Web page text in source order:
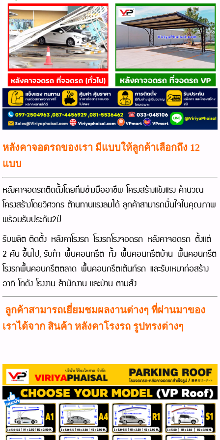
หลังคาจอดรถของเรา มีแบบให้ลูกค้าเลือกถึง 12
แบบ
หลังคาจอดรถติดดั้งโดยทีมช่างมืออาชีพ โครงสร้างแข็งแรง คำนวณ
โครงสร้างโดยวิศวกร ต้านทานแรงลมได้ ลูกค้าสามารถมั่นใจในคุณภาพ
พร้อมรับประกัน2ปี
รับผลิต ติดตั้ง หลังคาโรงรถ โรงรถโรงจอดรถ หลังคาจอดรถตั้งแต่
2 คัน ขึ้นไป, รับทำ พื้นคอนกรีตทั้ง พื้นคอนกรีตบ้าน พื้นคอนกรีต
โรงรถพื้นคอนกรีตตลาด พื้นคอนกรีตเต้นท์รถและรับเหมาก่อสร้าง
อาทิ โกดัง โรงงาน สำนักงาน และบ้าน ตามส่ัง
ลูกค้าสามารถเยี่ยมชมผลงานต่างๆ ที่ผ่านมาของ
เราได้จาก สินค้า หลังคาโรงรถรูปทรงต่างๆ